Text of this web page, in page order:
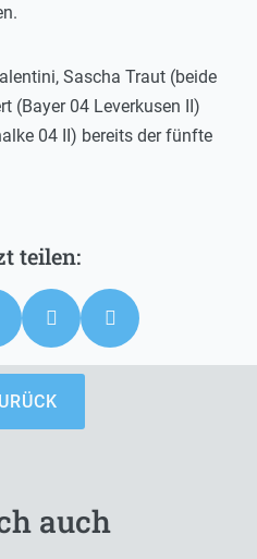
Sascha Traut (beide
(Bayer 04 Leverkusen II)
04 II) bereits der fünfte
auch